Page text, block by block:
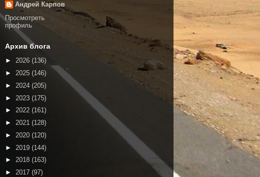
Андрей Карпов
Просмотреть
профиль
Архив блога
► 2026 (136)
► 2025 (146)
► 2024 (205)
► 2023 (175)
► 2022 (161)
► 2021 (128)
► 2020 (120)
► 2019 (144)
► 2018 (163)
► 2017 (97)